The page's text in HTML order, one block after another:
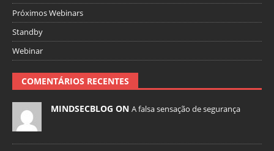
Próximos Webinars
Standby
Webinar
COMENTÁRIOS RECENTES
MINDSECBLOG ON A falsa sensação de segurança